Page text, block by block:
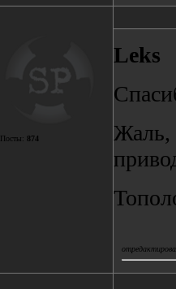
Посты: 874
Leks
Жаль,